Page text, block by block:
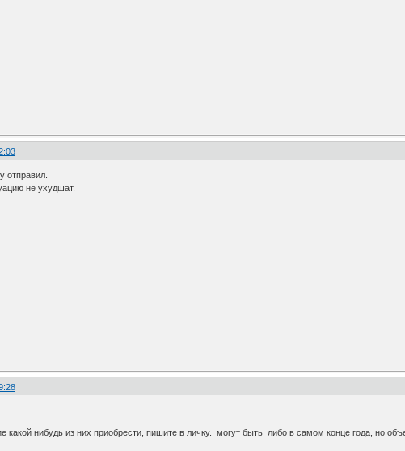
отправил.
не ухудшат.
нибудь из них приобрести, пишите в личку. могут быть либо в самом конце года, но